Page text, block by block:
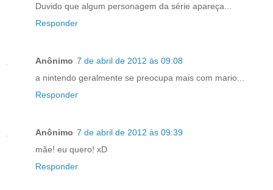
Duvido que algum personagem da série apareça...
Responder
Anônimo 7 de abril de 2012 às 09:08
a nintendo geralmente se preocupa mais com mario...
Responder
Anônimo 7 de abril de 2012 às 09:39
mãe! eu quero! xD
Responder